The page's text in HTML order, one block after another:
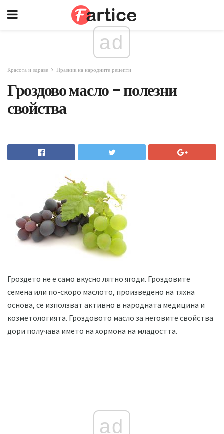
ad
Красота и здраве Празник на народните рецепти
Гроздово масло - полезни
свойства
Гроздето не е само вкусно лятно ягоди. Гроздовите
семена или по-скоро маслото, произведено на тяхна
основа, се използват активно в народната медицина и
козметологията. Гроздовото масло за неговите свойства
дори получава името на хормона на младостта.
ad